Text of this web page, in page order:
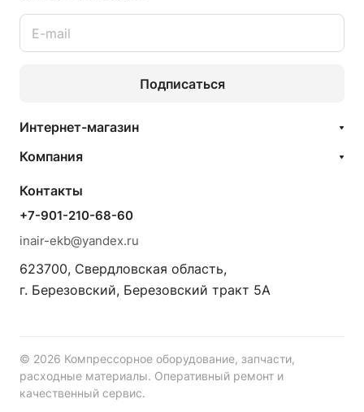
Подписаться
Интернет-магазин
Компания
Контакты
+7-901-210-68-60
inair-ekb@yandex.ru
623700, Свердловская область,
г. Березовский, Березовский тракт 5А
© 2026 Компрессорное оборудование, запчасти,
расходные материалы. Оперативный ремонт и
качественный сервис.